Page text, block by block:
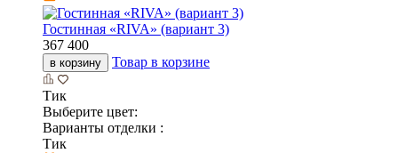
Гостинная «RIVA» (вариант 3)
367 400
в корзину Товар в корзине
Тик
Выберите цвет:
Варианты отделки :
Тик